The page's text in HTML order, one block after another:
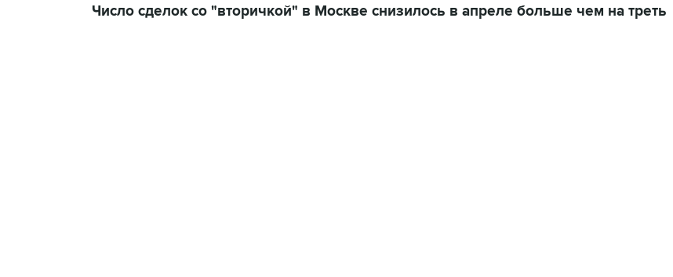
Число сделок со "вторичкой" в Москве снизилось в апреле больше чем на треть